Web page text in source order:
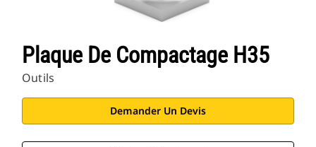
Plaque De Compactage H35
Outils
Demander Un Devis